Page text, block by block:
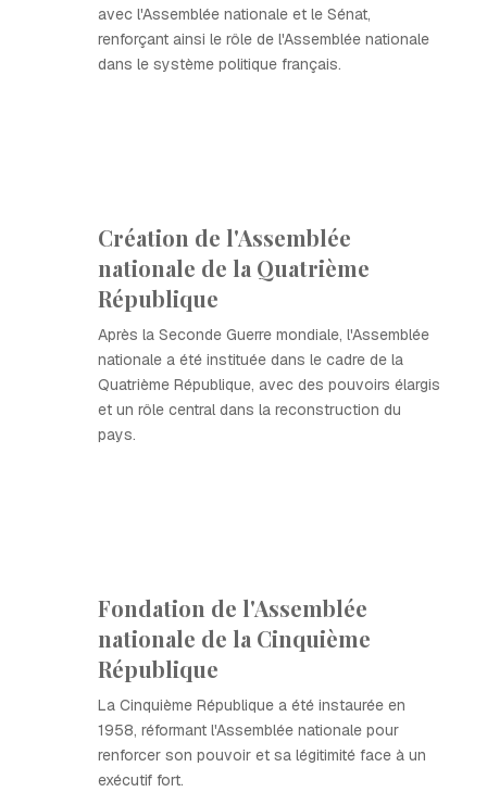
avec l'Assemblée nationale et le Sénat,
renforçant ainsi le rôle de l'Assemblée nationale
dans le système politique français.
Création de l'Assemblée
nationale de la Quatrième
République
Après la Seconde Guerre mondiale, l'Assemblée
nationale a été instituée dans le cadre de la
Quatrième République, avec des pouvoirs élargis
et un rôle central dans la reconstruction du
pays.
Fondation de l'Assemblée
nationale de la Cinquième
République
La Cinquième République a été instaurée en
1958, réformant l'Assemblée nationale pour
renforcer son pouvoir et sa légitimité face à un
exécutif fort.